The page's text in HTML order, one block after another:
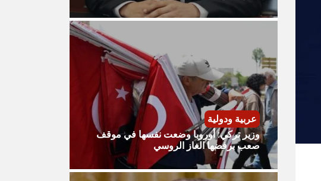
عربية ودولية
وزير تركي: أوروبا وضعت نفسها في موقف
صعب برفضها الغاز الروسي